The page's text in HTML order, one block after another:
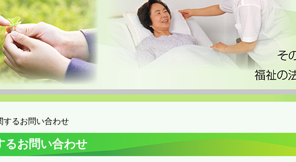
するお問い合わせ
るお問い合わせ